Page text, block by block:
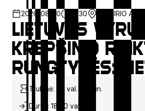
2026-08-20 19:30 ŽALGIRIO
Lietuvos vyrų
krepšinio
rungtynės:
Estija
Trukmė: ~2 val. 00 min.
Durys: 18:00 val.